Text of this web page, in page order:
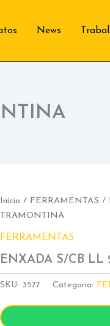
News
Início / FERRAMENTAS /
TRAMONTINA
FERRAMENTAS
ENXADA S/CB LL
SKU: 3577 Categoria: